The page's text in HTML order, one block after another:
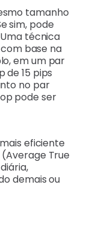
tamanho
sim, pode
técnica
base na
em um par
de 15 pips
no par
pode ser
eficiente
True
demais ou